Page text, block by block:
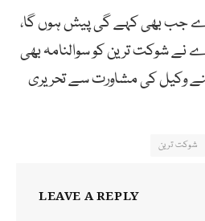
اے جب بھی کہے گی پیش ہوں گا،
نے شوکت ترین کو سوالنامہ بھی
وکیل کی مشاورت سے تحریری
شوکت ترین
LEAVE A REPLY